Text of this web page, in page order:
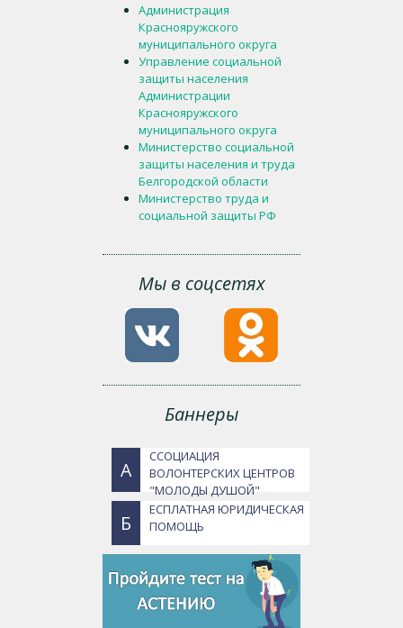
Администрация
Краснояружского
муниципального округа
Управление социальной
защиты населения
Администрации
Краснояружского
муниципального округа
Министерство социальной
защиты населения и труда
Белгородской области
Министерство труда и
социальной защиты РФ
Мы в соцсетях
Баннеры
А
ССОЦИАЦИЯ
ВОЛОНТЕРСКИХ ЦЕНТРОВ
"МОЛОДЫ ДУШОЙ"
Б
ЕСПЛАТНАЯ ЮРИДИЧЕСКАЯ
ПОМОЩЬ